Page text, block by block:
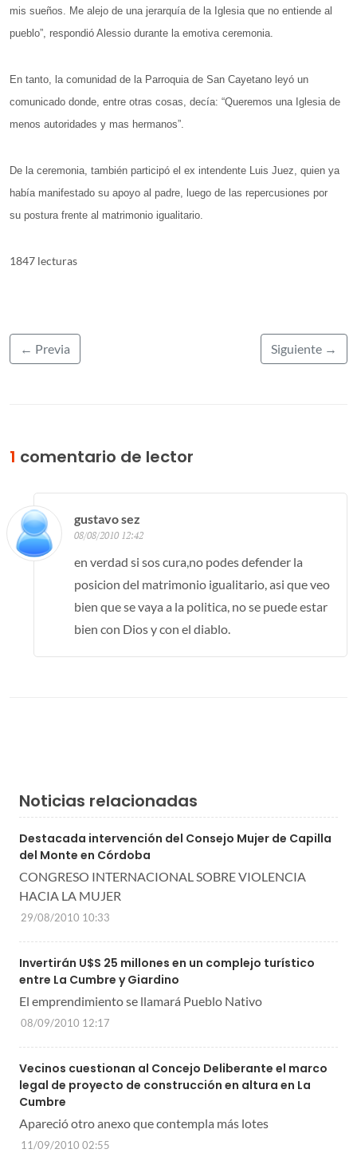
mis sueños. Me alejo de una jerarquía de la Iglesia que no entiende al
pueblo”, respondió Alessio durante la emotiva ceremonia.
En tanto, la comunidad de la Parroquia de San Cayetano leyó un
comunicado donde, entre otras cosas, decía: “Queremos una Iglesia de
menos autoridades y mas hermanos”.
De la ceremonia, también participó el ex intendente Luis Juez, quien ya
había manifestado su apoyo al padre, luego de las repercusiones por
su postura frente al matrimonio igualitario.
1847 lecturas
← Previa Siguiente →
1 comentario de lector
gustavo sez
08/08/2010 12:42
en verdad si sos cura,no podes defender la
posicion del matrimonio igualitario, asi que veo
bien que se vaya a la politica, no se puede estar
bien con Dios y con el diablo.
Noticias relacionadas
Destacada intervención del Consejo Mujer de Capilla
del Monte en Córdoba
CONGRESO INTERNACIONAL SOBRE VIOLENCIA
HACIA LA MUJER
29/08/2010 10:33
Invertirán U$S 25 millones en un complejo turístico
entre La Cumbre y Giardino
El emprendimiento se llamará Pueblo Nativo
08/09/2010 12:17
Vecinos cuestionan al Concejo Deliberante el marco
legal de proyecto de construcción en altura en La
Cumbre
Apareció otro anexo que contempla más lotes
11/09/2010 02:55